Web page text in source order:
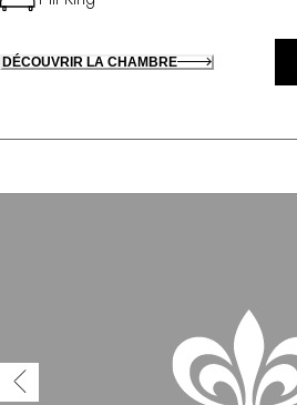
DÉCOUVRIR LA CHAMBRE